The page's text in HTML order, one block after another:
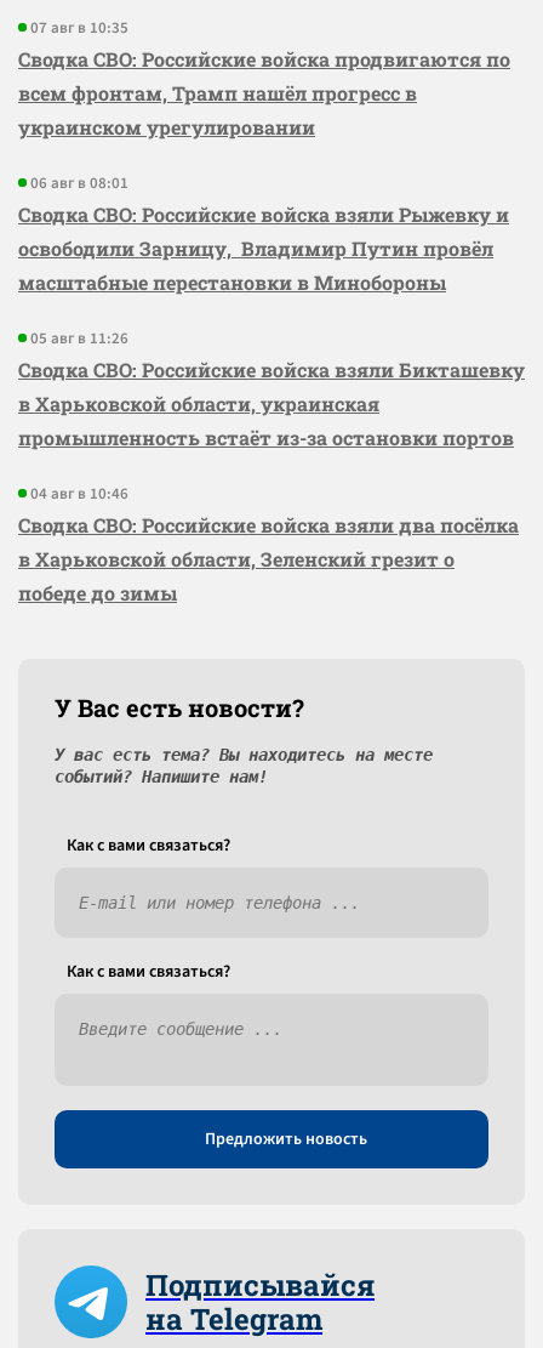
07 авг в 10:35
Сводка СВО: Российские войска продвигаются по
всем фронтам, Трамп нашёл прогресс в
украинском урегулировании
06 авг в 08:01
Сводка СВО: Российские войска взяли Рыжевку и
освободили Зарницу, Владимир Путин провёл
масштабные перестановки в Минобороны
05 авг в 11:26
Сводка СВО: Российские войска взяли Бикташевку
в Харьковской области, украинская
промышленность встаёт из-за остановки портов
04 авг в 10:46
Сводка СВО: Российские войска взяли два посёлка
в Харьковской области, Зеленский грезит о
победе до зимы
У Вас есть новости?
У вас есть тема? Вы находитесь на месте
событий? Напишите нам!
Как c вами связаться?
Как c вами связаться?
Предложить новость
Подписывайся
на Telegram